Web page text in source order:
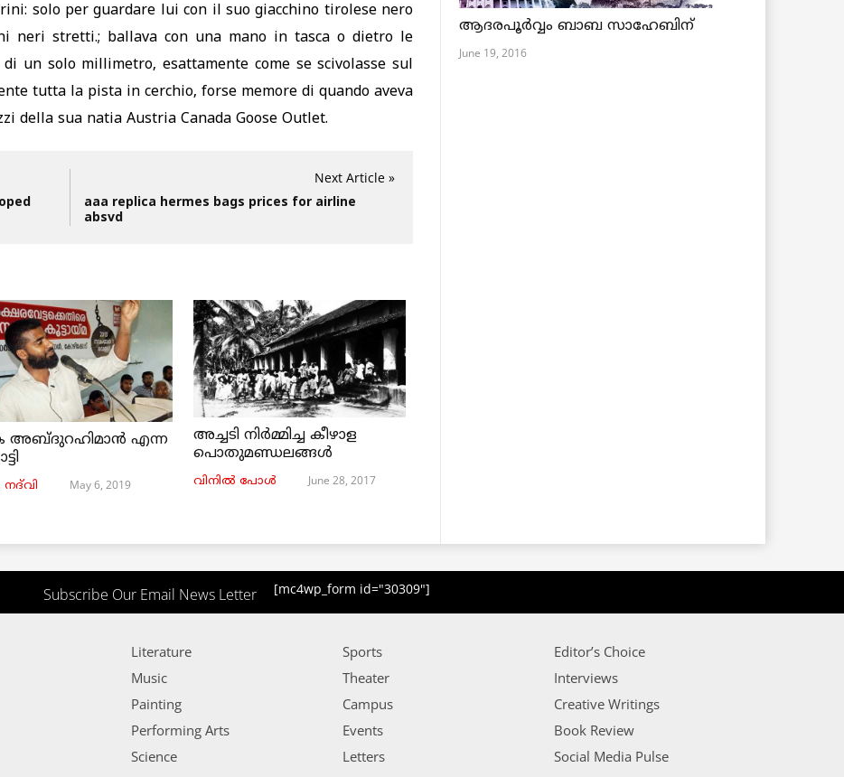
solo per guardare lui con il suo giacchino tirolese nero
neri stretti.; ballava con una mano in tasca o dietro le
un solo millimetro, esattamente come se scivolasse sul
tutta la pista in cerchio, forse memore di quando aveva
della sua natia Austria Canada Goose Outlet.
Next Article »
aaa replica hermes bags prices for airline
absvd
അബ്ദുറഹിമാൻ എന്ന
May 6, 2019
അച്ചടി നിര്‍മ്മിച്ച കീഴാള
പൊതുമണ്ഡലങ്ങള്‍
വിനില്‍ പോള്‍ June 28, 2017
ആദരപൂര്‍വ്വം ബാബ സാഹേബിന്
June 19, 2016
Subscribe Our Email News Letter [mc4wp_form id="30309"]
Literature
Music
Painting
Performing Arts
Science
Sports
Theater
Campus
Events
Letters
Editor’s Choice
Interviews
Creative Writings
Book Review
Social Media Pulse